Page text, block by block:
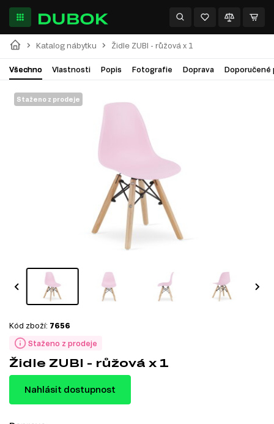
Katalog nábytku Židle ZUBI - růžová x 1
Všechno Vlastnosti Popis Fotografie Doprava Doporučené
Staženo z prodeje
Staženo z prodeje
Kód zboží: 7656
Židle ZUBI - růžová x 1
Nahlásit dostupnost